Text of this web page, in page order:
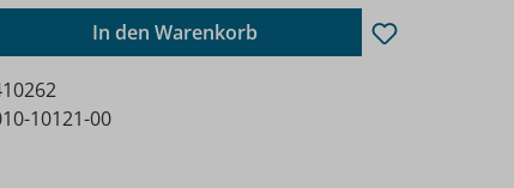
den gewünschten Wert ein oder
In den Warenkorb
10121-00